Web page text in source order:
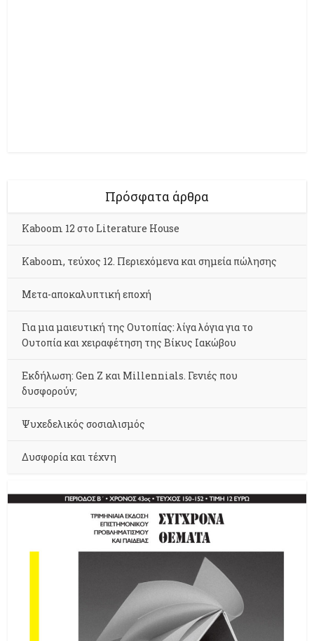
Πρόσφατα άρθρα
Kaboom 12 στο Literature House
Kaboom, τεύχος 12. Περιεχόμενα και σημεία πώλησης
Μετα-αποκαλυπτική εποχή
Για μια μαιευτική της Ουτοπίας: λίγα λόγια για το
Ουτοπία και χειραφέτηση της Βίκυς Ιακώβου
Εκδήλωση: Gen Z και Millennials. Γενιές που
δυσφορούν;
Ψυχεδελικός σοσιαλισμός
Δυσφορία και τέχνη